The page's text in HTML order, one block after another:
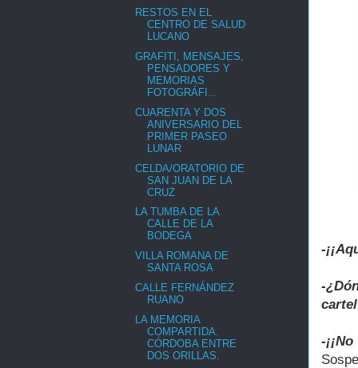
-
-
-
RESTOS EN EL
CENTRO DE SALUD
LUCANO
GRAFITI, MENSAJES,
PENSADORES Y
MEMORIAS
FOTOGRÁFI...
CUARENTA Y DOS
ANIVERSARIO DEL
PRIMER PASEO
LUNAR
CELDA/ORATORIO DE
SAN JUAN DE LA
CRUZ
LA TUMBA DE LA
CALLE DE LA
BODEGA
VILLA ROMANA DE
SANTA ROSA
CALLE FERNÁNDEZ
RUANO
LA MEMORIA
COMPARTIDA.
CÓRDOBA ENTRE
DOS ORILLAS.